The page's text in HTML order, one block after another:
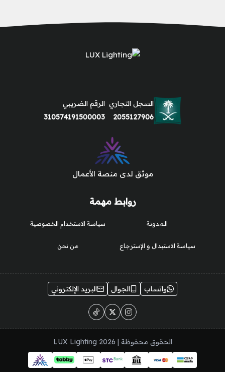
روابط مهمة
المدونة
سياسة الاستبدال و الإسترجاع
سياسة الاستخدام الخصوصية
من نحن
السجل التجاري
2055127906
الرقم الضريبي
310574191500003
موثق لدى منصة الأعمال
واتساب الجوال البريد الإلكتروني
الحقوق محفوظة | 2026 LUX Lighting